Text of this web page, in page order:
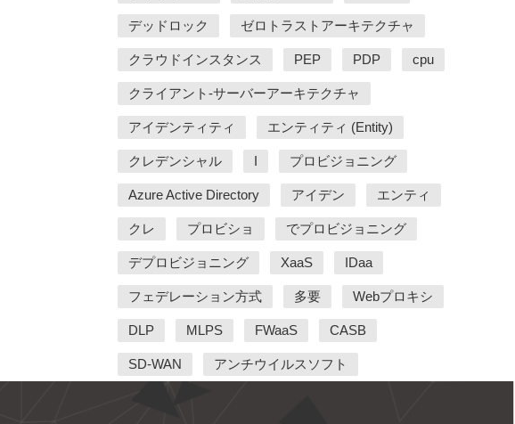
デッドロック ゼロトラストアーキテクチャ
クラウドインスタンス PEP PDP cpu
クライアント-サーバーアーキテクチャ
アイデンティティ エンティティ (Entity)
クレデンシャル I プロビジョニング
Azure Active Directory アイデン エンティ
クレ プロビショ でプロビジョニング
デプロビジョニング XaaS IDaa
フェデレーション方式 多要 Webプロキシ
DLP MLPS FWaaS CASB
SD-WAN アンチウイルスソフト